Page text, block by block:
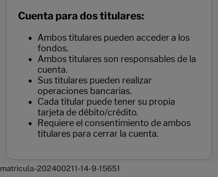
Cuenta para dos titulares:
Ambos titulares pueden acceder a los
fondos.
Ambos titulares son responsables de la
cuenta.
Sus titulares pueden realizar
operaciones bancarias.
Cada titular puede tener su propia
tarjeta de débito/crédito.
Requiere el consentimiento de ambos
titulares para cerrar la cuenta.
matricula-202400211-14-9-15651